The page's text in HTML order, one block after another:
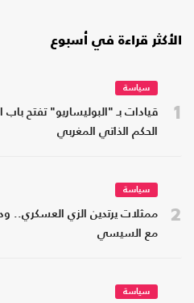
الأكثر قراءة في أسبوع
1
سياسة
قيادات بـ "البوليساريو" تفتح
الحكم الذاتي المغربي
2
سياسة
ممثلات يرتدين الزي العسكري..
مع السيسي
سياسة